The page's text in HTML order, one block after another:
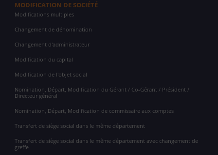
MODIFICATION DE SOCIÉTÉ
Modifications multiples
Changement de dénomination
Changement d'administrateur
Modification du capital
Modification de l'objet social
Nomination, Départ, Modification du Gérant / Co-Gérant / Président /
Directeur général
Nomination, Départ, Modification de commissaire aux comptes
Transfert de siège social dans le même département
Transfert de siège social dans le même département avec changement de
greffe